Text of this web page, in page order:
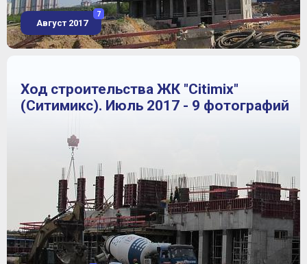
Август 2017
7
Ход строительства ЖК "Citimix"
(Ситимикс). Июль 2017 - 9 фотографий